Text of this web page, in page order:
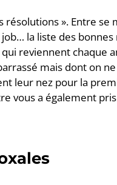
». Entre se
la liste des
reviennent chaque
mais dont on
leur nez pour la
vous a également